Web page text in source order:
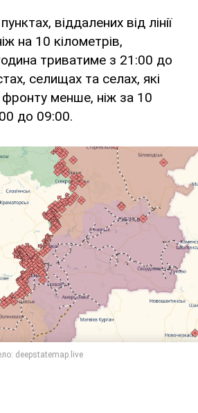
віддалених від лінії
на 10 кілометрів,
триватиме з 21:00 до
селищах та селах, які
фронту менше, ніж за 10
до 09:00.